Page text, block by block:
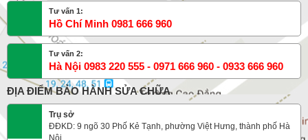
Tư vấn 1:
Hồ Chí Minh 0981 666 960
Tư vấn 2:
Hà Nội 0983 220 555 - 0971 666 960 - 0933 666 960
ĐỊA ĐIỂM BẢO HÀNH SỬA CHỮA
Trụ sở
ĐĐKD: 9 ngõ 30 Phố Kẻ Tạnh, phường Việt Hưng, thành phố Hà
Nội